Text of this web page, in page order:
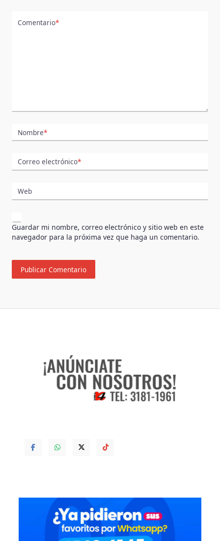
Comentario*
Nombre*
Correo electrónico*
Web
Guardar mi nombre, correo electrónico y sitio web en este
navegador para la próxima vez que haga un comentario.